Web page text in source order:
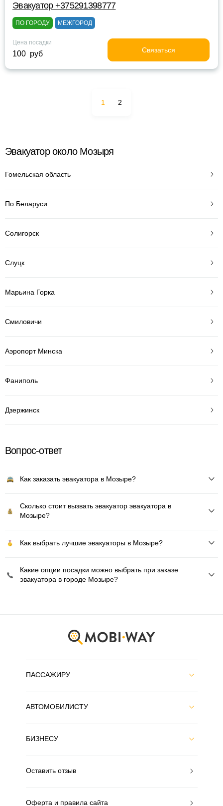
Эвакуатор +375291398777
ПО ГОРОДУ МЕЖГОРОД
Цена посадки
100 руб Связаться
1 2
Эвакуатор около Мозыря
Гомельская область
По Беларуси
Солигорск
Слуцк
Марьина Горка
Смиловичи
Аэропорт Минска
Фаниполь
Дзержинск
Вопрос-ответ
Как заказать эвакуатора в Мозыре?
Сколько стоит вызвать эвакуатор эвакуатора в
Мозыре?
Как выбрать лучшие эвакуаторы в Мозыре?
Какие опции посадки можно выбрать при заказе
эвакуатора в городе Мозыре?
ПАССАЖИРУ
АВТОМОБИЛИСТУ
БИЗНЕСУ
Оставить отзыв
Оферта и правила сайта